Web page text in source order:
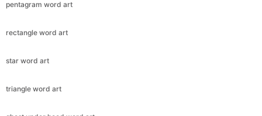
pentagram word art
rectangle word art
star word art
triangle word art